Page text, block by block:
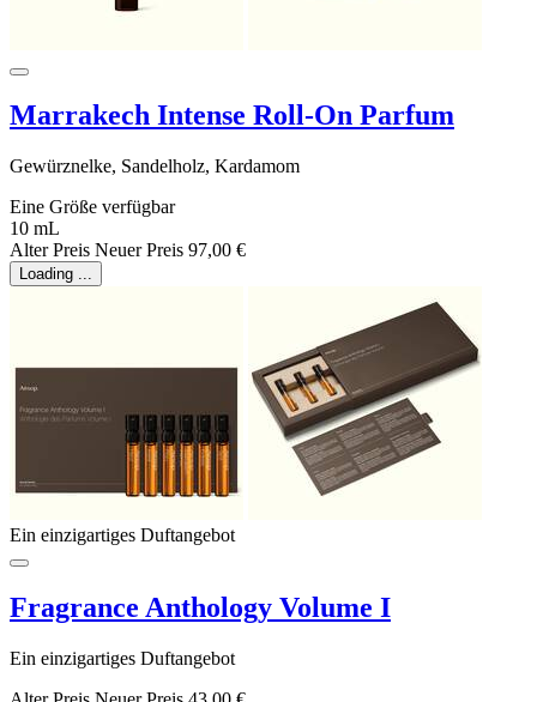
Marrakech Intense Roll-On Parfum
Gewürznelke, Sandelholz, Kardamom
Eine Größe verfügbar
10 mL
Alter Preis Neuer Preis 97,00 €
Loading ...
Ein einzigartiges Duftangebot
Fragrance Anthology Volume I
Ein einzigartiges Duftangebot